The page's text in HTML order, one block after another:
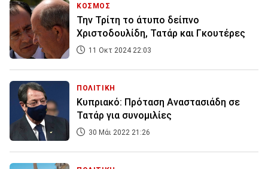
ΚΟΣΜΟΣ
Την Τρίτη το άτυπο δείπνο
Χριστοδουλίδη, Τατάρ και Γκουτέρες
11 Οκτ 2024 22:03
ΠΟΛΙΤΙΚΗ
Κυπριακό: Πρόταση Αναστασιάδη σε
Τατάρ για συνομιλίες
30 Μάι 2022 21:26